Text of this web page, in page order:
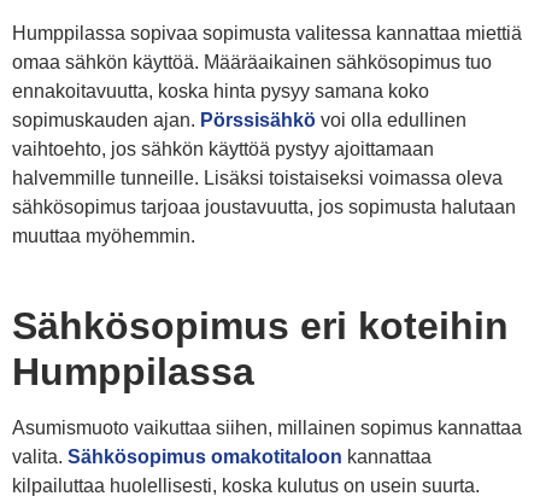
Humppilassa sopivaa sopimusta valitessa kannattaa miettiä
omaa sähkön käyttöä. Määräaikainen sähkösopimus tuo
ennakoitavuutta, koska hinta pysyy samana koko
sopimuskauden ajan. Pörssisähkö voi olla edullinen
vaihtoehto, jos sähkön käyttöä pystyy ajoittamaan
halvemmille tunneille. Lisäksi toistaiseksi voimassa oleva
sähkösopimus tarjoaa joustavuutta, jos sopimusta halutaan
muuttaa myöhemmin.
Sähkösopimus eri koteihin
Humppilassa
Asumismuoto vaikuttaa siihen, millainen sopimus kannattaa
valita. Sähkösopimus omakotitaloon kannattaa
kilpailuttaa huolellisesti, koska kulutus on usein suurta.